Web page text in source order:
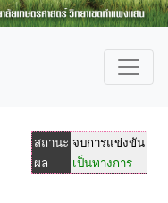
สถานะ จบการแข่งขัน
ผล
เป็นทางการ